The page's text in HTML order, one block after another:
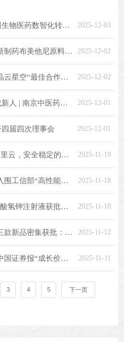
2025-12-03
从通用走向高价值，苏州生物医药数智化转型私享会圆满结束
2025-12-02
喜讯！会员单位-苏州立新制药布美他尼原料药国内批准上市
2025-12-02
熙源安健授予会员单位-晶云星空“最佳合作伙伴”奖杯， 制剂CDMO服务获高度认可
2025-12-01
深化产教融合，共育时代新人 | 南京中医药大学药学院赴副会长单位-苏州天灵中药饮片有限公司开展访企拓岗专项行动
2025-12-01
届四次理事会
2025-11-19
阿里云登录 - 欢迎登录阿里云，安全稳定的云计算服务平台
2025-11-18
会员单位-沃美生物成功入围工信部“高性能生物反应器”揭榜单位，承担六项国家级攻关任务！
2025-11-18
会员单位-苏三药 |复合磷酸氢钾注射液获批上市！
2025-11-12
会员单位-苏州中化药品三款新品密集获批：多管齐下，持续突破
2025-11-11
会员单位-长风药业荣膺中国证券报“成长价值金牛奖”，深耕吸入制剂十数载再获权威认可
3 4 5 下一页